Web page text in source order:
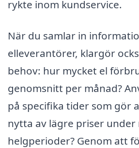
rykte inom kundservice.
När du samlar in
elleverantörer, klargör
behov: hur mycket el
genomsnitt per månad?
på specifika tider som gör
nytta av lägre priser
helgperioder? Genom att